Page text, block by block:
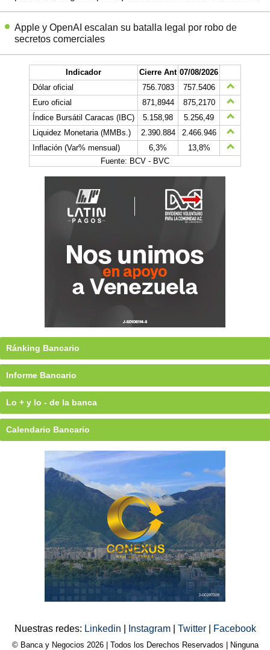
Apple y OpenAI escalan su batalla legal por robo de
secretos comerciales
Indicador Cierre Ant 07/08/2026
Dólar oficial
756.7083
757.5406
Euro oficial
871,8944
875,2170
Índice Bursátil Caracas (IBC)
5.158,98
5.256,49
Liquidez Monetaria (MMBs.)
2.390.884
2.466.946
Inflación (Var% mensual)
6,3%
13,8%
Fuente: BCV - BVC
Ránking Bancario
Informe Bancario
Lo + y lo - de la banca
Calendario Bancario
Nuestras redes: Linkedin Instagram Twitter Facebook
© Banca y Negocios 2026 | Todos los Derechos Reservados | Ninguna